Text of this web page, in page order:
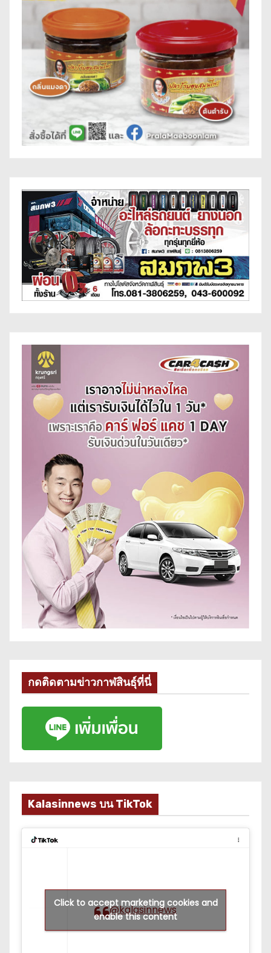
กดติดตามข่าวกาฬสินธุ์ที่นี่
Kalasinnews บน TikTok
@kalasinnews
Click to accept marketing cookies and
enable this content